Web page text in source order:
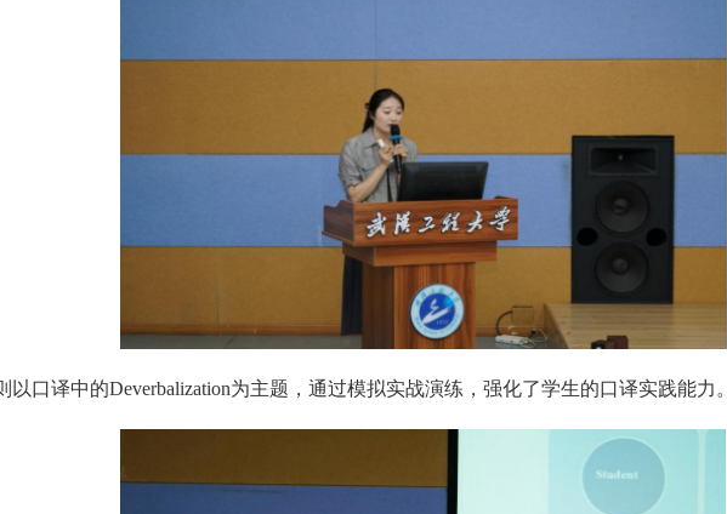
以口译中的Deverbalization为主题，通过模拟实战演练，强化了学生的口译实践能力。